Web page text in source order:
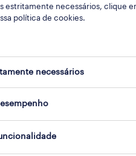
estritamente necessários, clique
política de cookies.
necessários